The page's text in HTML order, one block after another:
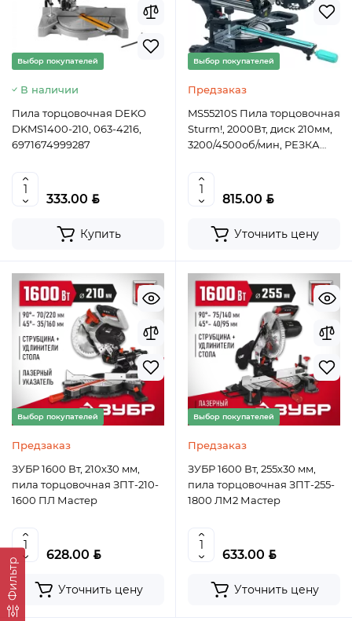
Фильтр
Выбор покупателей
Ведро строительное 12л, ПРЕМИУМ, арт. 0201 БЕЗ
НОСИКА
5.50
Уточнить цену
Выбор покупателей
В наличии
Пила торцовочная DEKO
DKMS1400-210, 063-4216,
6971674999287
333.00 BYN
Купить
Выбор покупателей
Предзаказ
MS55210S Пила торцовочная
Sturm!, 2000Вт, диск 210мм,
3200/4500об/мин, РЕЗКА
4603010118640 (CN), шт
815.00 BYN
Уточнить цену
Выбор покупателей
Предзаказ
ЗУБР 1600 Вт, 210х30 мм,
пила торцовочная ЗПТ-210-
1600 ПЛ Мастер
628.00 BYN
Уточнить цену
Выбор покупателей
Предзаказ
ЗУБР 1600 Вт, 255х30 мм,
пила торцовочная ЗПТ-255-
1800 ЛМ2 Мастер
633.00 BYN
Уточнить цену